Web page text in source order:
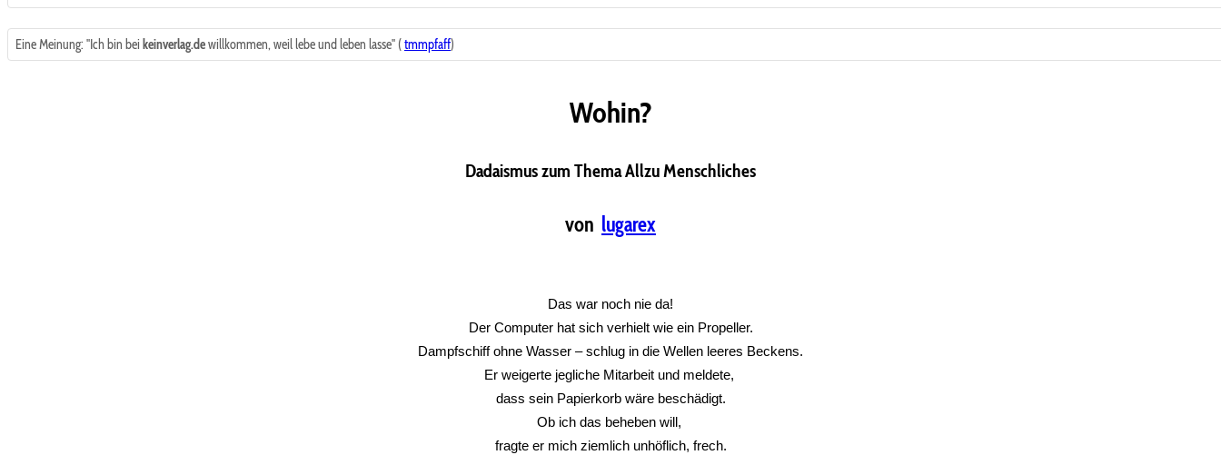
Eine Meinung: "Ich bin bei keinverlag.dewillkommen, weil lebe und leben lasse" (tmmpfaff)
Wohin?
Dadaismus zum Thema Allzu Menschliches
von lugarex
Das war noch nie da!
Der Computer hat sich verhielt wie ein Propeller.
Dampfschiff ohne Wasser – schlug in die Wellen leeres Beckens.
Er weigerte jegliche Mitarbeit und meldete,
dass sein Papierkorb wäre beschädigt.
Ob ich das beheben will,
fragte er mich ziemlich unhöflich, frech.